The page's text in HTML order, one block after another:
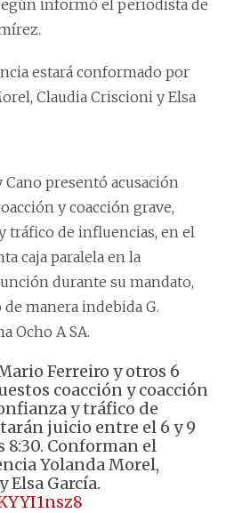
informó el periodista de
estará conformado por
Claudia Criscioni y Elsa
Cano presentó acusación
y coacción grave,
tráfico de influencias, en el
caja paralela en la
durante su mandato,
manera indebida G.
Ocho A SA.
Ferreiro y otros 6
coacción y coacción
y tráfico de
juicio entre el 6 y 9
8:30. Conforman el
Yolanda Morel,
Elsa García.